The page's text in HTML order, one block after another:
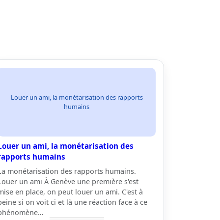
Louer un ami, la monétarisation des rapports
humains
un ami, la monétarisation des
humains
monétarisation des rapports humains.
un ami À Genève une première s'est
en place, on peut louer un ami. C'est à
si on voit ci et là une réaction face à ce